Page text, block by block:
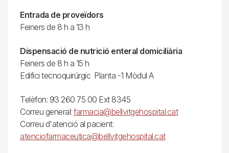
Entrada de proveïdors
Feiners de 8 h a 13 h
Dispensació de nutrició enteral domiciliària
Feiners de 8 h a 15 h
Edifici tecnoquirúrgic Planta -1 Mòdul A
Telèfon: 93 260 75 00 Ext 8345
Correu general: farmacia@bellvitgehospital.cat
Correu d'atenció al pacient:
atenciofarmaceutica@bellvitgehospital.cat